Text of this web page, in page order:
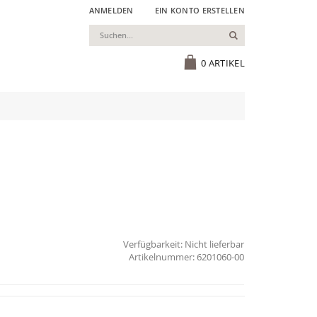
ANMELDEN EIN KONTO ERSTELLEN
0 ARTIKEL
Suchen
Verfügbarkeit: Nicht lieferbar
6201060-00